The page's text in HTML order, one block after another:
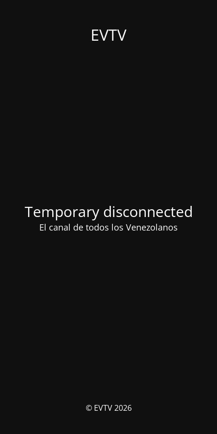
EVTV
Temporary disconnected
El canal de todos los Venezolanos
© EVTV 2026